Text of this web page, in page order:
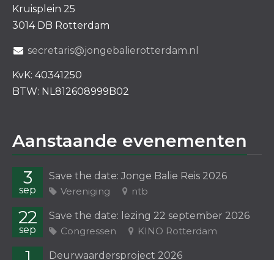
Kruisplein 25
3014 DB Rotterdam
secretaris@jongebalierotterdam.nl
KvK: 40341250
BTW: NL812608999B02
Aanstaande evenementen
3
sep
Save the date: Jonge Balie Reis 2026
Vereniging
ntb
22
sep
Save the date: lezing 22 september 2026
Congressen
KINO Rotterdam
Deurwaardersproject 2026